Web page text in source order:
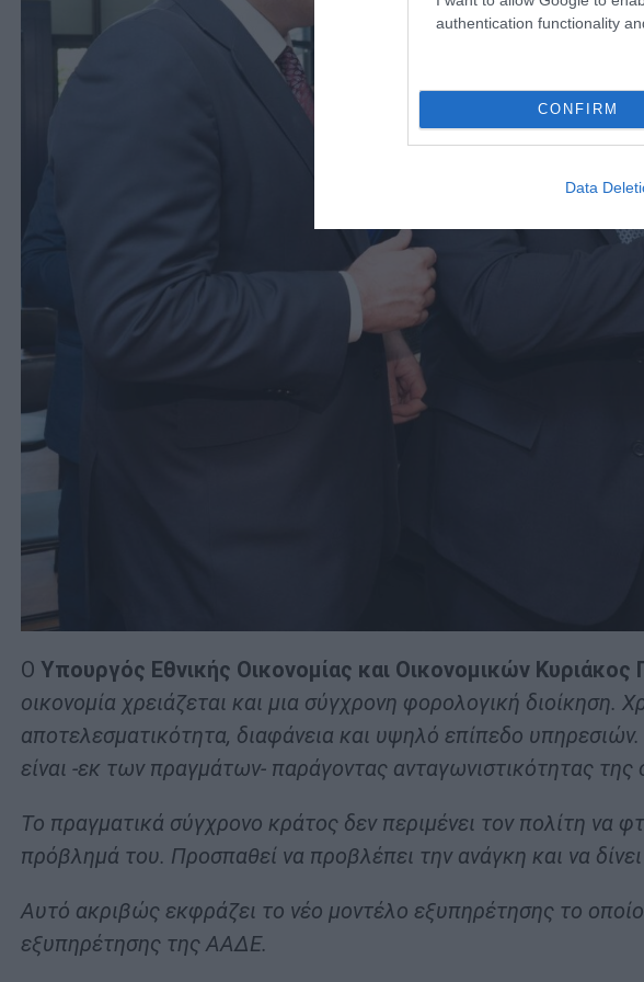
authentication functionality
CONFIRM
Data
Ο Υπουργός Εθνικής Οικονομίας και Οικονομικών Κυριάκος
οικονομία χρειάζεται και μια σύγχρονη φορολογική διοίκηση.
αποτελεσματικότητα, διαφάνεια και υψηλό επίπεδο
είναι -εκ των πραγμάτων- παράγοντας ανταγωνιστικότητας της
Το πραγματικά σύγχρονο κράτος δεν περιμένει τον πολίτη να
πρόβλημά του. Προσπαθεί να προβλέπει την ανάγκη και να
Αυτό ακριβώς εκφράζει το νέο μοντέλο εξυπηρέτησης το
εξυπηρέτησης της ΑΑΔΕ.